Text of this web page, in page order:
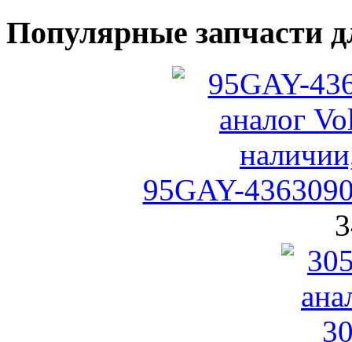
Популярные запчасти
95GAY-